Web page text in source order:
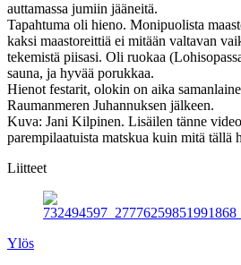
auttamassa jumiin jääneitä.
Tapahtuma oli hieno. Monipuolista
kaksi maastoreittiä ei mitään valtavan
tekemistä piisasi. Oli ruokaa
sauna, ja hyvää porukkaa.
Hienot festarit, olokin on aika
Raumanmeren Juhannuksen jälkeen.
Kuva: Jani Kilpinen. Lisäilen tänne
parempilaatuista matskua kuin mitä tällä
Liitteet
Ylös